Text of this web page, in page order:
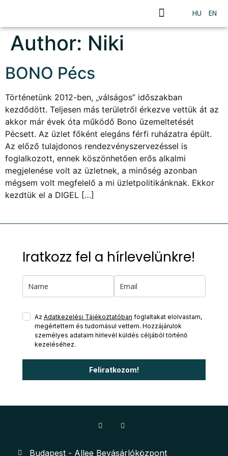
HU EN
Author: Niki
BONO Pécs
Történetünk 2012-ben, „válságos” időszakban
kezdődött. Teljesen más területről érkezve vettük át az
akkor már évek óta működő Bono üzemeltetését
Pécsett. Az üzlet főként elegáns férfi ruházatra épült.
Az előző tulajdonos rendezvényszervezéssel is
foglalkozott, ennek köszönhetően erős alkalmi
megjelenése volt az üzletnek, a minőség azonban
mégsem volt megfelelő a mi üzletpolitikánknak. Ekkor
kezdtük el a DIGEL […]
Iratkozz fel a hírlevelünkre!
Az Adatkezelési Tájékoztatóban foglaltakat elolvastam,
megértettem és tudomásul vettem. Hozzájárulok
személyes adataim hírlevél küldés céljából történő
kezeléséhez.
Feliratkozom!
Budapest - Allee Bevásárlóközpont